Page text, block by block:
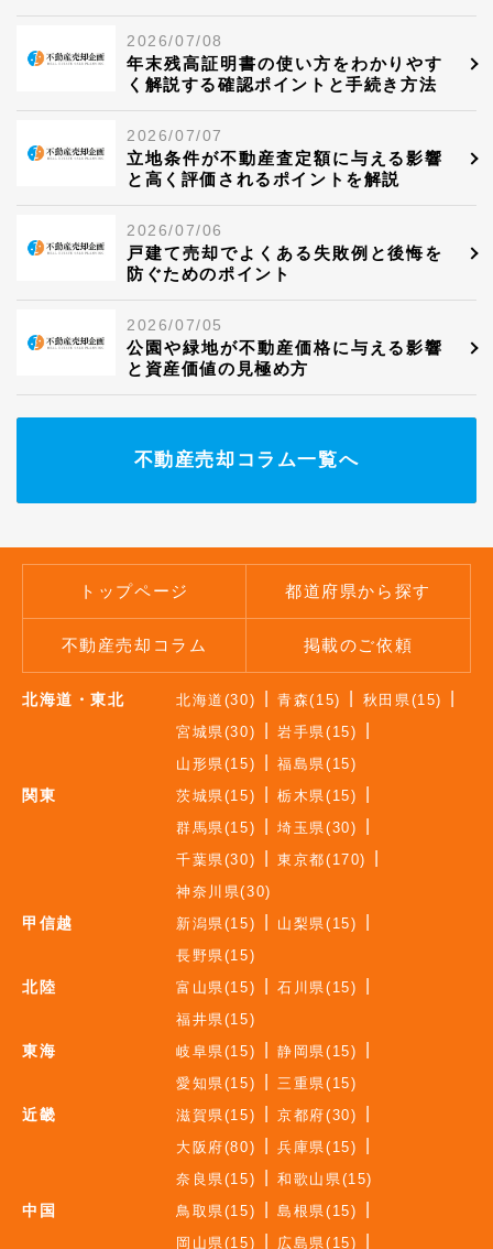
2026/07/08
年末残高証明書の使い方をわかりやす
く解説する確認ポイントと手続き方法
2026/07/07
立地条件が不動産査定額に与える影響
と高く評価されるポイントを解説
2026/07/06
戸建て売却でよくある失敗例と後悔を
防ぐためのポイント
2026/07/05
公園や緑地が不動産価格に与える影響
と資産価値の見極め方
不動産売却コラム一覧へ
トップページ 都道府県から探す
不動産売却コラム 掲載のご依頼
北海道・東北 北海道(30) 青森(15)
秋田県(15)
宮城県(30)
岩手県(15)
山形県(15)
福島県(15)
関東 茨城県(15)
栃木県(15)
群馬県(15)
埼玉県(30)
千葉県(30)
東京都(170)
神奈川県(30)
甲信越 新潟県(15)
山梨県(15)
長野県(15)
北陸 富山県(15)
石川県(15)
福井県(15)
東海 岐阜県(15)
静岡県(15)
愛知県(15)
三重県(15)
近畿 滋賀県(15)
京都府(30)
大阪府(80)
兵庫県(15)
奈良県(15)
和歌山県(15)
中国 鳥取県(15)
島根県(15)
岡山県(15)
広島県(15)